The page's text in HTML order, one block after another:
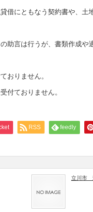
もなう契約書や、土地
行うが、書類作成や適
りません。
ておりません。
RSS feedly
立川市